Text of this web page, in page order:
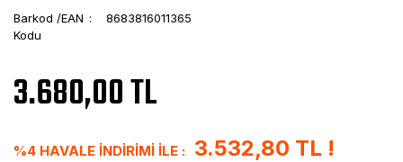
Barkod /EAN
Kodu
8683816011365
3.680,00 TL
%4 HAVALE İNDİRİMİ İLE : 3.532,80 TL !